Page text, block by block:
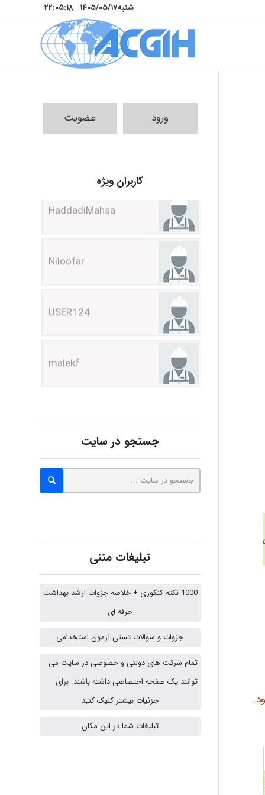
شنبه۱۴۰۵/۰۵/۱۷| ۲۲:۰۵:۱۸
ورود عضویت
کاربران ویژهHaddadiMahsa
A.balandeh
aghajari vahid
HaddadiMahsa
Niloofar
جستجو در سایت
تبلیغات متنی
1000 نکته کنکوری + خلاصه جزوات ارشد بهداشت
حرفه ای
جزوات و سوالات تستی آزمون استخدامی
تمام شرکت های دولتی و خصوصی در سایت می
توانند یک صفحه اختصاصی داشته باشند. برای
جزئیات بیشتر کلیک کنید
تبلیغات شما در این مکان